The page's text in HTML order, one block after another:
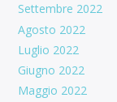
Settembre 2022
Agosto 2022
Luglio 2022
Giugno 2022
Maggio 2022